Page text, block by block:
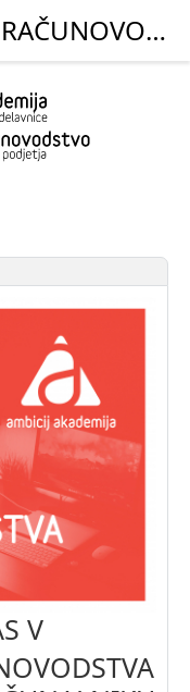
V
Ambicij - Šola/tečaj RAČUNOVODSTVA s knjiženjem na računalniku - za začetnike in osebe z osnovnim predznanjem; NPK računovodja, knjigovodja